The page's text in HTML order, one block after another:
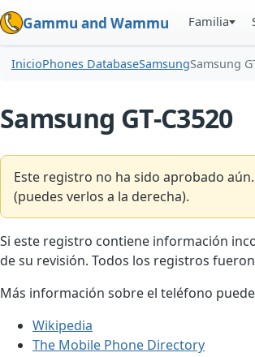
Gammu and Wammu Familia
InicioPhones DatabaseSamsungSamsung
Samsung GT-C3520
Este registro no ha sido aprobado
(puedes verlos a la derecha).
Si este registro contiene información
de su revisión. Todos los registros
Más información sobre el teléfono
Wikipedia
The Mobile Phone Directory